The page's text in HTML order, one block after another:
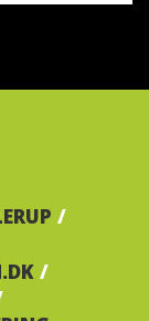
/
/